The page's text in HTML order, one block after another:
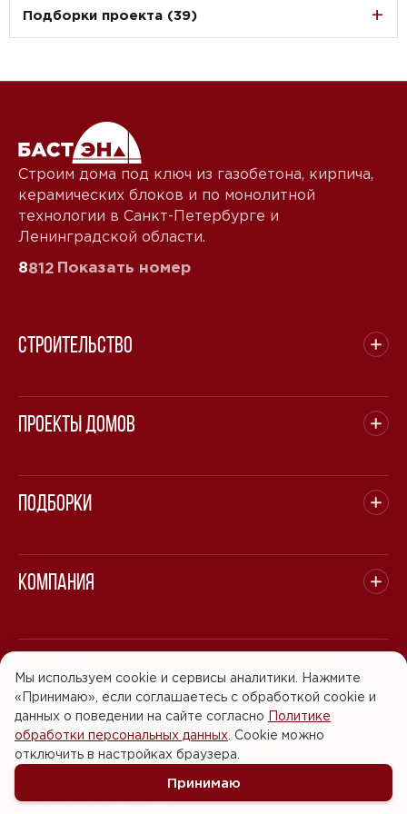
Подборки проекта (39)
Строим дома под ключ из газобетона, кирпича,
керамических блоков и по монолитной
технологии в Санкт-Петербурге и
Ленинградской области.
8812 Показать номер
Строительство
Проекты домов
Подборки
Компания
© 2008 - 2026 ООО "БАСТЭН". Все права защищены.
Политика обработки персональных данных
Согласие на обработку персональных данных
Мы используем cookie и сервисы аналитики. Нажмите
«Принимаю», если соглашаетесь с обработкой cookie и
данных о поведении на сайте согласно Политике
обработки персональных данных . Cookie можно
отключить в настройках браузера.
Принимаю